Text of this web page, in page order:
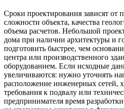
Сроки проектирования зависят
сложности объекта, качества
объема расчетов. Небольшой
дома при наличии архитектуры и
подготовить быстрее, чем
центра или производственного
оборудованием. Если исходные
увеличиваются: нужно уточнять
расположение инженерных сетей,
требования к подвалу или
предпринимателя время